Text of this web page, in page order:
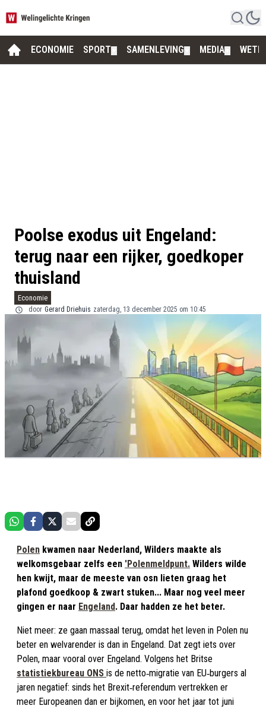
ECONOMIE SPORT SAMENLEVING MEDIA
Poolse exodus uit Engeland:
terug naar een rijker, goedkoper
thuisland
Economie
door Gerard Driehuis zaterdag, 13 december 2025 om 10:45
Polen kwamen naar Nederland, Wilders maakte als
welkomsgebaar zelfs een 'Polenmeldpunt. Wilders wilde
hen kwijt, maar de meeste van osn lieten graag het
plafond goedkoop & zwart stuken... Maar nog veel meer
gingen er naar Engeland. Daar hadden ze het beter.
Niet meer: ze gaan massaal terug, omdat het leven in Polen nu
beter en welvarender is dan in Engeland. Dat zegt iets over
Polen, maar vooral over Engeland. Volgens het Britse
statistiekbureau ONS is de netto‑migratie van EU‑burgers al
jaren negatief: sinds het Brexit‑referendum vertrekken er
meer Europeanen dan er bijkomen, en voor het jaar tot juni